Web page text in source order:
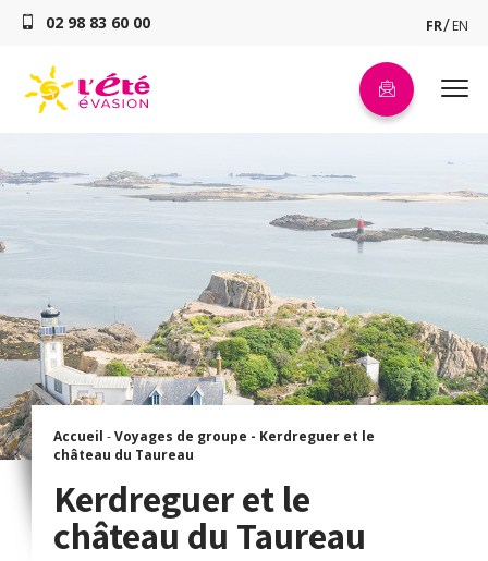
FR EN
02 98 83 60 00
Accueil -Voyages de groupe - Kerdreguer et le
château du Taureau
Kerdreguer et le
château du Taureau